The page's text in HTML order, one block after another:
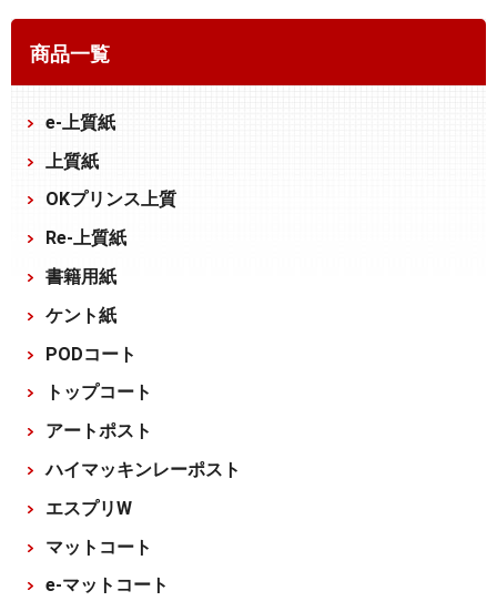
商品一覧
e-上質紙
上質紙
OKプリンス上質
Re-上質紙
書籍用紙
ケント紙
PODコート
トップコート
アートポスト
ハイマッキンレーポスト
エスプリW
マットコート
e-マットコート